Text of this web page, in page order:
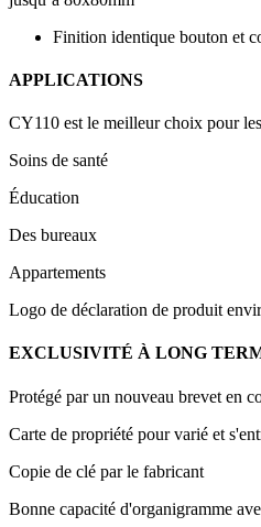
Finition identique bouton et
APPLICATIONS
CY110 est le meilleur choix pour
Soins de santé
Éducation
Des bureaux
Appartements
Logo de déclaration de produit
EXCLUSIVITÉ À LONG
Protégé par un nouveau brevet en
Carte de propriété pour varié et
Copie de clé par le fabricant
Bonne capacité d'organigramme